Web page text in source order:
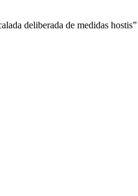
deliberada de medidas